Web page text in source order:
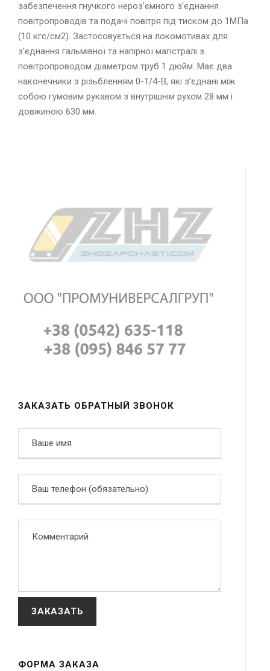
забезпечення гнучкого нероз’ємного з’єднання
повітропроводів та подачі повітря під тиском до 1МПа
(10 кгс/см2). Застосовується на локомотивах для
з’єднання гальмівної та напірної магістралі з
повітропроводом діаметром труб 1 дюйм. Має два
наконечники з різьбленням 0-1/4-В, які з’єднані між
собою гумовим рукавом з внутрішнім рухом 28 мм і
довжиною 630 мм.
ЗАКАЗАТЬ ОБРАТНЫЙ ЗВОНОК
ФОРМА ЗАКАЗА